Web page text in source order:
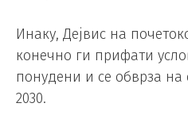
Инаку, Дејвис на
конечно ги прифати
понудени и се обврза на
2030.